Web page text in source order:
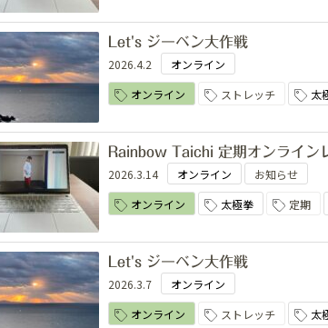
Let's ジーベン大作戦
2026.4.2
オンライン
オンライン
ストレッチ 太
Rainbow Taichi 定期オンライン
2026.3.14 オンライン
お知らせ
オンライン
太極拳 定期
Let's ジーベン大作戦
2026.3.7
オンライン
オンライン
ストレッチ 太